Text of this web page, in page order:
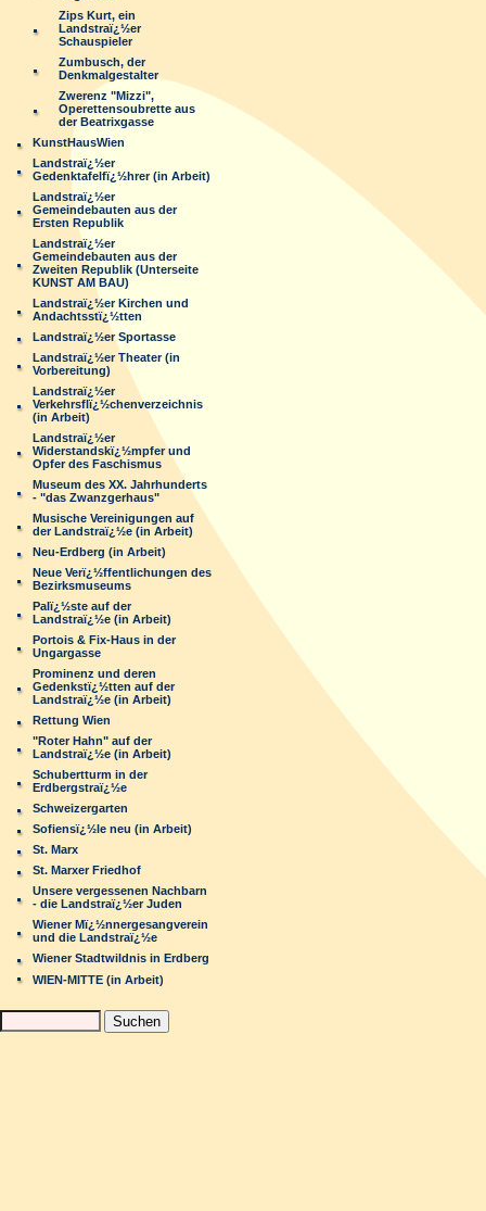
Zips Kurt, ein
Landstraï¿½er
Schauspieler
Zumbusch, der
Denkmalgestalter
Zwerenz "Mizzi",
Operettensoubrette aus
der Beatrixgasse
KunstHausWien
Landstraï¿½er
Gedenktafelfï¿½hrer (in Arbeit)
Landstraï¿½er
Gemeindebauten aus der
Ersten Republik
Landstraï¿½er
Gemeindebauten aus der
Zweiten Republik (Unterseite
KUNST AM BAU)
Landstraï¿½er Kirchen und
Andachtsstï¿½tten
Landstraï¿½er Sportasse
Landstraï¿½er Theater (in
Vorbereitung)
Landstraï¿½er
Verkehrsflï¿½chenverzeichnis
(in Arbeit)
Landstraï¿½er
Widerstandskï¿½mpfer und
Opfer des Faschismus
Museum des XX. Jahrhunderts
- "das Zwanzgerhaus"
Musische Vereinigungen auf
der Landstraï¿½e (in Arbeit)
Neu-Erdberg (in Arbeit)
Neue Verï¿½ffentlichungen des
Bezirksmuseums
Palï¿½ste auf der
Landstraï¿½e (in Arbeit)
Portois & Fix-Haus in der
Ungargasse
Prominenz und deren
Gedenkstï¿½tten auf der
Landstraï¿½e (in Arbeit)
Rettung Wien
"Roter Hahn" auf der
Landstraï¿½e (in Arbeit)
Schubertturm in der
Erdbergstraï¿½e
Schweizergarten
Sofiensï¿½le neu (in Arbeit)
St. Marx
St. Marxer Friedhof
Unsere vergessenen Nachbarn
- die Landstraï¿½er Juden
Wiener Mï¿½nnergesangverein
und die Landstraï¿½e
Wiener Stadtwildnis in Erdberg
WIEN-MITTE (in Arbeit)